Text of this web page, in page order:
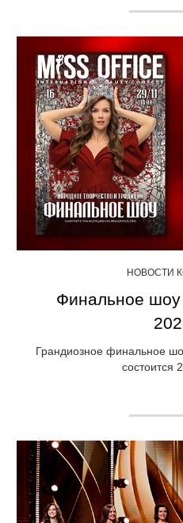
НОВОСТИ
Финальное
Грандиозное финальное
состоится